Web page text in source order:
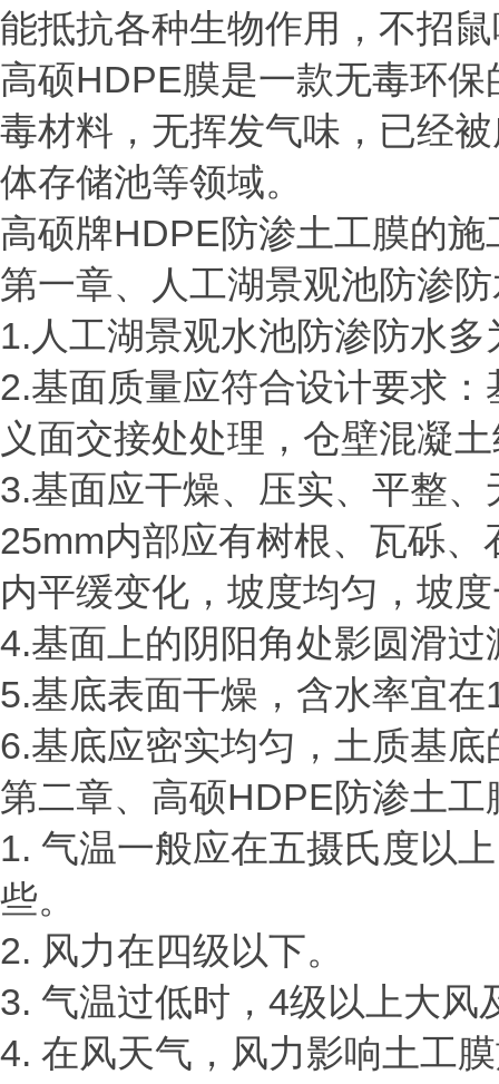
能抵抗各种生物作用，不招
高硕HDPE膜是一款无毒环
毒材料，无挥发气味，已经
体存储池等领域。
高硕牌HDPE防渗土工膜的施
第一章、人工湖景观池防渗
1.人工湖景观水池防渗防水
2.基面质量应符合设计要求
义面交接处处理，仓壁混凝
3.基面应干燥、压实、平整
25mm内部应有树根、瓦砾
内平缓变化，坡度均匀，坡
4.基面上的阴阳角处影圆滑
5.基底表面干燥，含水率宜在
6.基底应密实均匀，土质基
第二章、高硕HDPE防渗土
1. 气温一般应在五摄氏度以
些。
2. 风力在四级以下。
3. 气温过低时，4级以上大风
4. 在风天气，风力影响土工